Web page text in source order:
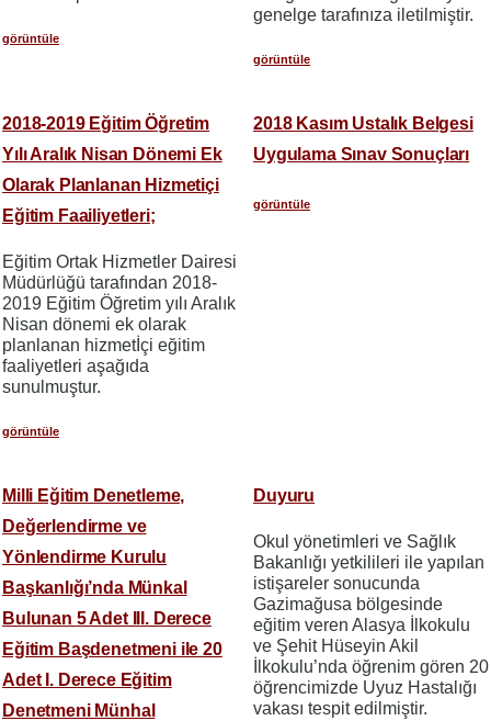
görüntüle
genelge tarafınıza iletilmiştir.
görüntüle
2018-2019 Eğitim Öğretim
Yılı Aralık Nisan Dönemi Ek
Olarak Planlanan Hizmetiçi
Eğitim Faailiyetleri;
Eğitim Ortak Hizmetler Dairesi
Müdürlüğü tarafından 2018-
2019 Eğitim Öğretim yılı Aralık
Nisan dönemi ek olarak
planlanan hizmetİçi eğitim
faaliyetleri aşağıda
sunulmuştur.
görüntüle
2018 Kasım Ustalık Belgesi
Uygulama Sınav Sonuçları
görüntüle
Milli Eğitim Denetleme,
Değerlendirme ve
Yönlendirme Kurulu
Başkanlığı’nda Münkal
Bulunan 5 Adet III. Derece
Eğitim Başdenetmeni ile 20
Adet I. Derece Eğitim
Denetmeni Münhal
Duyuru
Okul yönetimleri ve Sağlık
Bakanlığı yetkilileri ile yapılan
istişareler sonucunda
Gazimağusa bölgesinde
eğitim veren Alasya İlkokulu
ve Şehit Hüseyin Akil
İlkokulu’nda öğrenim gören 20
öğrencimizde Uyuz Hastalığı
vakası tespit edilmiştir.